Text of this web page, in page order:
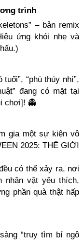
trình
– bản remix
ứng khói nhẹ và
“phù thủy nhí”,
đang có mặt tại
chơi]! 👻
gia một sự kiện vô
2025: THẾ GIỚI
có thể xảy ra, nơi
nhân vật yêu thích,
phần quà thật hấp
“truy tìm bí ngô